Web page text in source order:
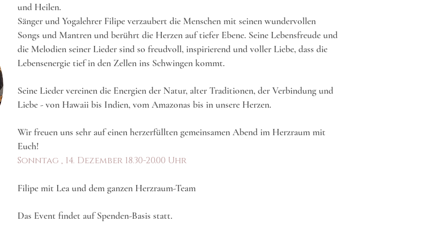
und Heilen.
Sänger und Yogalehrer Filipe verzaubert die Menschen mit seinen wundervollen
Songs und Mantren und berührt die Herzen auf tiefer Ebene. Seine Lebensfreude und
die Melodien seiner Lieder sind so freudvoll, inspirierend und voller Liebe, dass die
Lebensenergie tief in den Zellen ins Schwingen kommt.
Seine Lieder vereinen die Energien der Natur, alter Traditionen, der Verbindung und
Liebe - von Hawaii bis Indien, vom Amazonas bis in unsere Herzen.
Wir freuen uns sehr auf einen herzerfüllten gemeinsamen Abend im Herzraum mit
Euch!
Sonntag , 14. Dezember 18.30-20.00 Uhr
Filipe mit Lea und dem ganzen Herzraum-Team
Das Event findet auf Spenden-Basis statt.